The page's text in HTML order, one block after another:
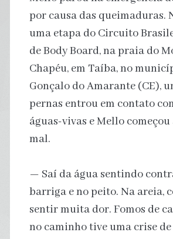
por causa das queimaduras.
uma etapa do Circuito
de Body Board, na praia do
Chapéu, em Taíba, no
Gonçalo do Amarante (CE),
pernas entrou em contato
águas-vivas e Mello começou
mal.
— Saí da água sentindo
barriga e no peito. Na areia,
sentir muita dor. Fomos de
no caminho tive uma crise